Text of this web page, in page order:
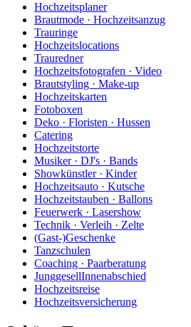
Hochzeitsplaner
Brautmode · Hochzeitsanzug
Trauringe
Hochzeitslocations
Trauredner
Hochzeitsfotografen · Video
Brautstyling · Make-up
Hochzeitskarten
Fotoboxen
Deko · Floristen · Hussen
Catering
Hochzeitstorte
Musiker · DJ's · Bands
Showkünstler · Kinder
Hochzeitsauto · Kutsche
Hochzeitstauben · Ballons
Feuerwerk · Lasershow
Technik · Verleih · Zelte
(Gast-)Geschenke
Tanzschulen
Coaching · Paarberatung
JunggesellInnenabschied
Hochzeitsreise
Hochzeitsversicherung